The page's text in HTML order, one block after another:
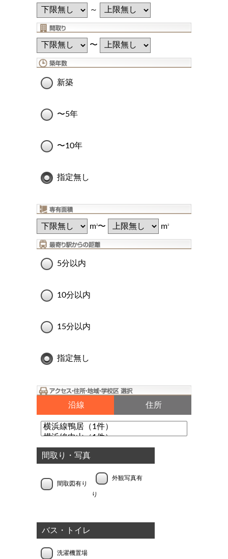
～
〜
新築
〜5年
〜10年
指定無し
m2〜 m2
5分以内
10分以内
15分以内
指定無し
沿線 住所
間取り・写真
間取図有り
外観写真有
り
バス・トイレ
洗濯機置場